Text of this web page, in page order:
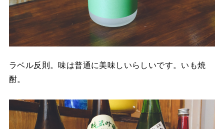
ラベル反則。味は普通に美味しいらしいです。いも焼
酎。